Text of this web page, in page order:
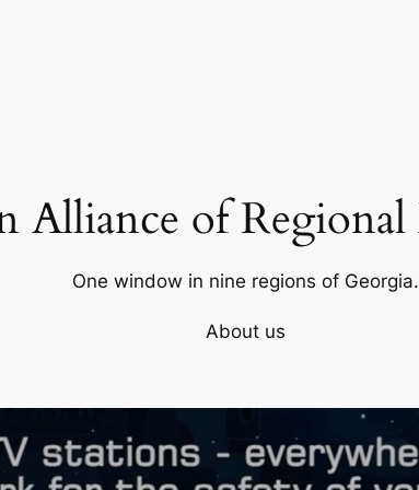
Alliance of Regional
One window in nine regions of Georgia.
About us